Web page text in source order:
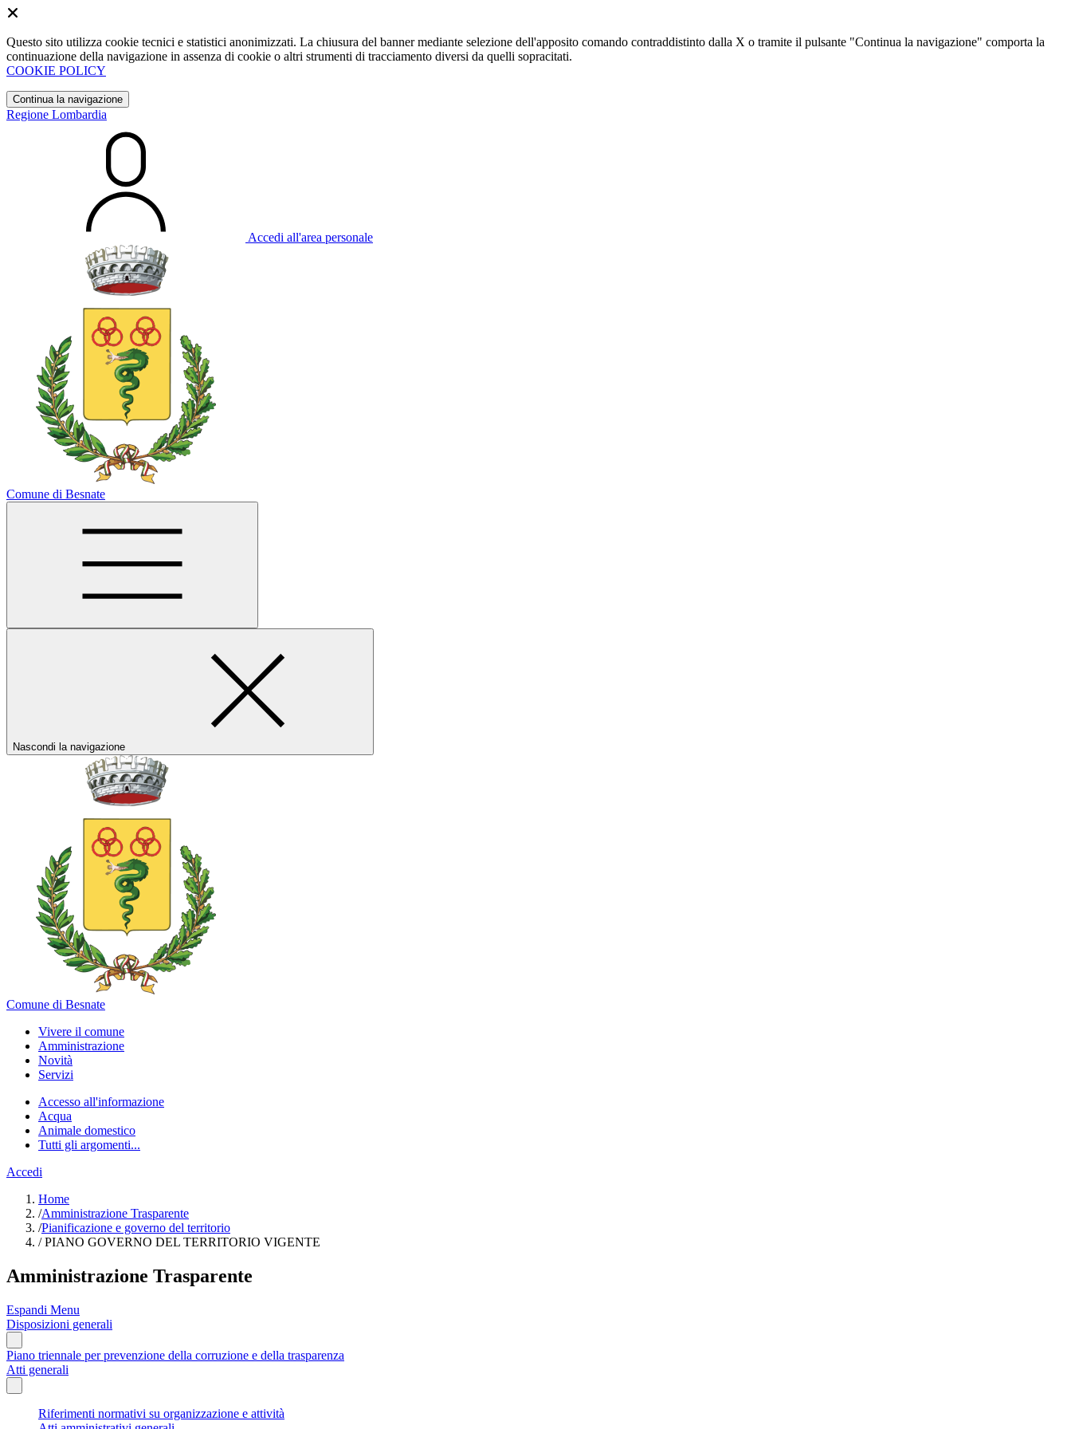
Questo sito utilizza cookie tecnici e statistici anonimizzati. La chiusura del banner mediante selezione dell'apposito comando contraddistinto dalla X o tramite il pulsante "Continua la navigazione" comporta la
continuazione della navigazione in assenza di cookie o altri strumenti di tracciamento diversi da quelli sopracitati.
COOKIE POLICY
Continua la navigazione
Regione Lombardia
Accedi all'area personale
Comune di Besnate
Nascondi la navigazione
Comune di Besnate
Vivere il comune
Amministrazione
Novità
Servizi
Accesso all'informazione
Acqua
Animale domestico
Tutti gli argomenti...
Accedi
Home
/Amministrazione Trasparente
/Pianificazione e governo del territorio
/PIANO GOVERNO DEL TERRITORIO VIGENTE
Amministrazione Trasparente
Espandi Menu
Disposizioni generali
Piano triennale per prevenzione della corruzione e della trasparenza
Atti generali
Riferimenti normativi su organizzazione e attività